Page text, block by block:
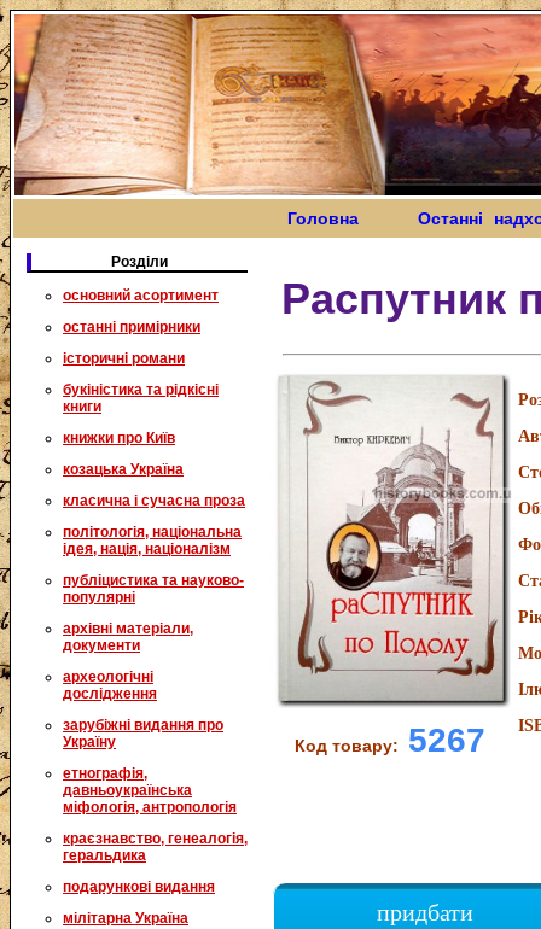
Головна Останні
Розділи
основний асортимент
останні примірники
історичні романи
букіністика та рідкісні
книги
книжки про Київ
козацька Україна
класична і сучасна проза
політологія, національна
ідея, нація, націоналізм
публіцистика та науково-
популярні
архівні матеріали,
документи
археологічні
дослідження
зарубіжні видання про
Україну
етнографія,
давньоукраїнська
міфологія, антропологія
краєзнавство, генеалогія,
геральдика
подарункові видання
мілітарна Україна
Распутник
Код товару: 5267
придбати